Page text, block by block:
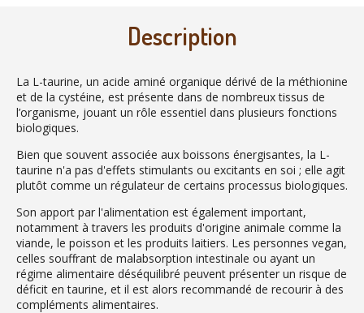
Description
La L-taurine, un acide aminé organique dérivé de la méthionine
et de la cystéine, est présente dans de nombreux tissus de
l’organisme, jouant un rôle essentiel dans plusieurs fonctions
biologiques.
Bien que souvent associée aux boissons énergisantes, la L-
taurine n'a pas d'effets stimulants ou excitants en soi ; elle agit
plutôt comme un régulateur de certains processus biologiques.
Son apport par l'alimentation est également important,
notamment à travers les produits d'origine animale comme la
viande, le poisson et les produits laitiers. Les personnes vegan,
celles souffrant de malabsorption intestinale ou ayant un
régime alimentaire déséquilibré peuvent présenter un risque de
déficit en taurine, et il est alors recommandé de recourir à des
compléments alimentaires.